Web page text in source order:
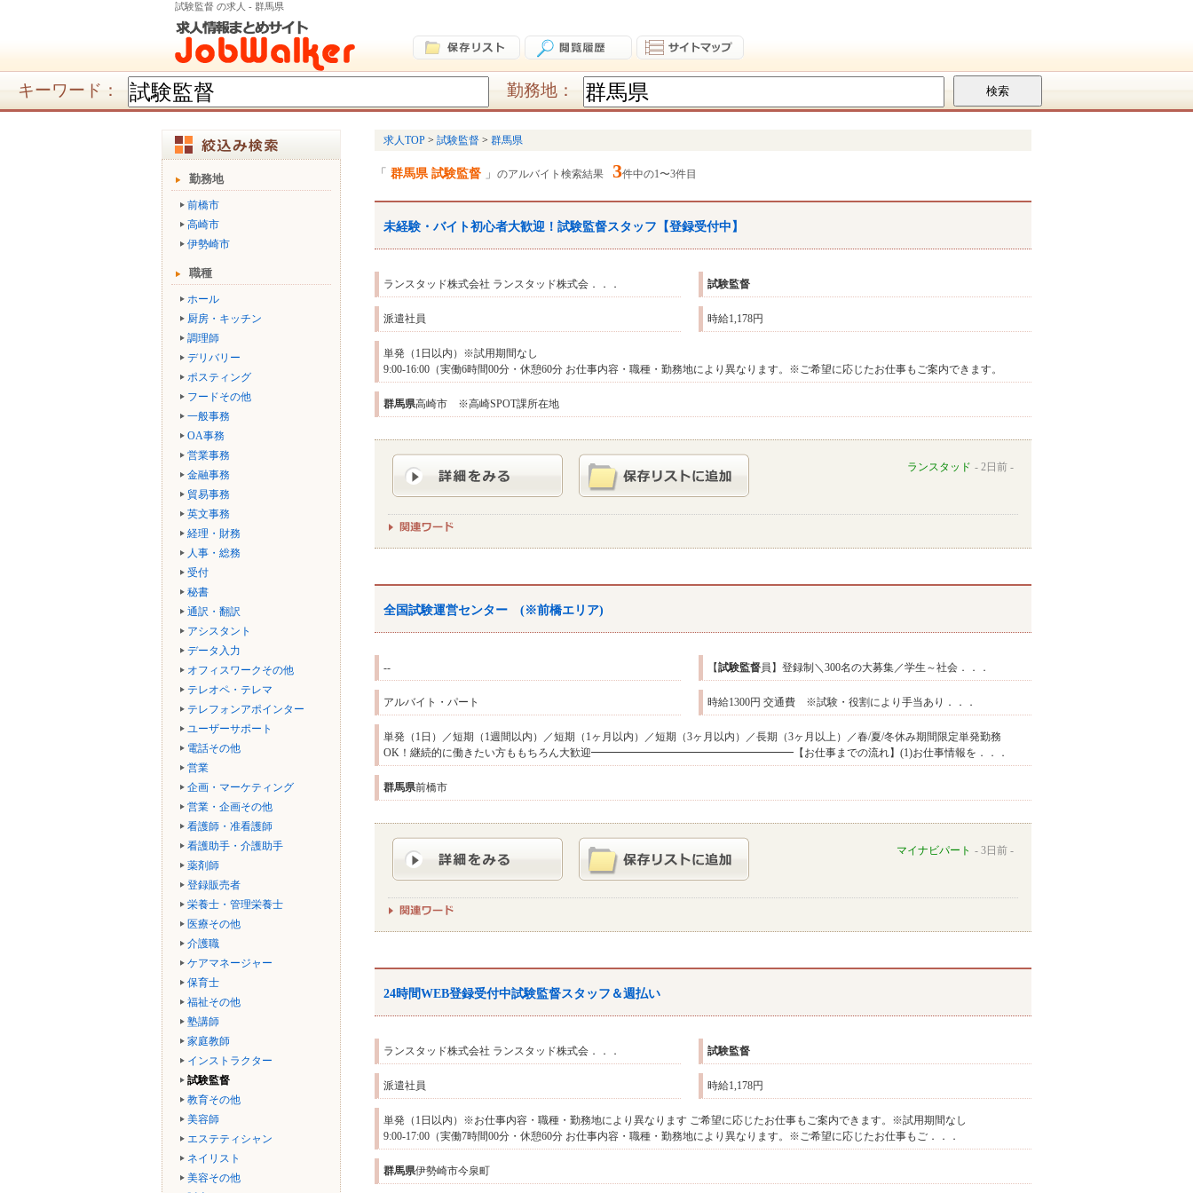
試験監督 の求人 - 群馬県
キーワード： 勤務地：
勤務地
前橋市
高崎市
伊勢崎市
職種
ホール
厨房・キッチン
調理師
デリバリー
ポスティング
フードその他
一般事務
OA事務
営業事務
金融事務
貿易事務
英文事務
経理・財務
人事・総務
受付
秘書
通訳・翻訳
アシスタント
データ入力
オフィスワークその他
テレオペ・テレマ
テレフォンアポインター
ユーザーサポート
電話その他
営業
企画・マーケティング
営業・企画その他
看護師・准看護師
看護助手・介護助手
薬剤師
登録販売者
栄養士・管理栄養士
医療その他
介護職
ケアマネージャー
保育士
福祉その他
塾講師
家庭教師
インストラクター
試験監督
教育その他
美容師
エステティシャン
ネイリスト
美容その他
求人TOP 試験監督 群馬県
群馬県 試験監督 のアルバイト検索結果 3件中の1〜3件目
未経験・バイト初心者大歓迎！ 試験監督スタッフ【登録受付中】
ランスタッド株式会社 ランスタッド株式会．．． 試験監督
派遣社員 時給1,178円
単発（1日以内）※試用期間なし
9:00-16:00（実働6時間00分・休憩60分 お仕事内容・職種・勤務地により異なります。※ご希望に応じたお仕事もご案内できます。
群馬県高崎市 ※高崎SPOT課所在地
ランスタッド 2日前
全国試験運営センター (※前橋エリア)
-- 【試験監督員】登録制＼300名の大募集／学生～社会．．．
アルバイト・パート 時給1300円 交通費 ※試験・役割により手当あり．．．
単発（1日）／短期（1週間以内）／短期（1ヶ月以内）／短期（3ヶ月以内）／長期（3ヶ月以上）／春/夏/冬休み期間限定単発勤務
OK！継続的に働きたい方ももちろん大歓迎━━━━━━━━━━━━━━━━━━━【お仕事までの流れ】(1)お仕事情報を．．．
群馬県前橋市
マイナビパート 3日前
24時間WEB登録受付中試験監督スタッフ＆週払い
ランスタッド株式会社 ランスタッド株式会．．． 試験監督
派遣社員 時給1,178円
単発（1日以内）※お仕事内容・職種・勤務地により異なります ご希望に応じたお仕事もご案内できます。※試用期間なし
9:00-17:00（実働7時間00分・休憩60分 お仕事内容・職種・勤務地により異なります。※ご希望に応じたお仕事もご．．．
群馬県伊勢崎市今泉町